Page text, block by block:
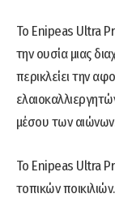
Το Enipeas Ultra
την ουσία μιας
περικλείει την
μέσου των
Το Enipeas Ultra
τοπικών